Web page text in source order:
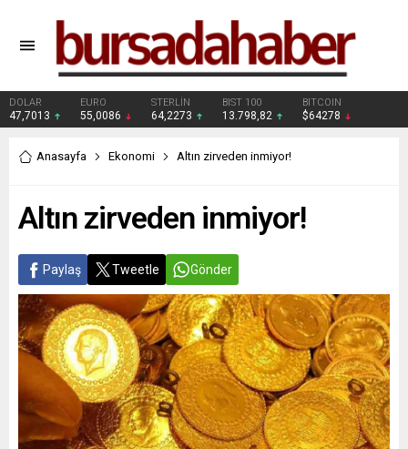
DOLAR
47,7013
EURO
55,0086
STERLİN
64,2273
BIST 100
13.798,82
BITCOIN
$64278
Anasayfa Ekonomi Altın zirveden inmiyor!
Altın zirveden inmiyor!
Paylaş Tweetle Gönder